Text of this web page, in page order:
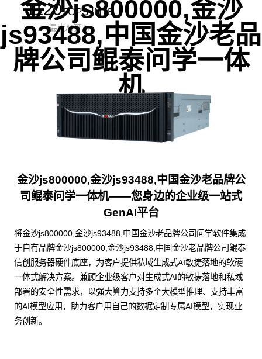
1120TOPS INT8
最大AI算力
金沙js800000,金沙
js93488,中国金沙老品
牌公司鲲泰问学一体
机
金沙js800000,金沙js93488,中国金沙老品牌公
司鲲泰问学一体机——您身边的企业级一站式
GenAI平台
将金沙js800000,金沙js93488,中国金沙老品牌公司问学软件集成
于自有品牌金沙js800000,金沙js93488,中国金沙老品牌公司鲲泰
信创服务器硬件底座，为客户提供私域生成式AI敏捷落地的软硬
一体式解决方案。兼顾企业级客户对生成式AI的敏捷落地和私域
部署的安全性需求，以强大算力支持多个大模型推理、支持丰富
的AI模型应用，助力客户用自己的数据定制专属AI模型，实现业
务创新。